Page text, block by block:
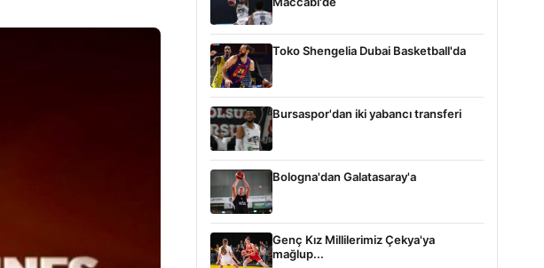
Toko Shengelia Dubai Basketball'da
Bursaspor'dan iki yabancı transferi
Bologna'dan Galatasaray'a
Genç Kız Millilerimiz Çekya'ya
mağlup...